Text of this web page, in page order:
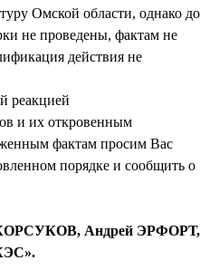
Омской области, однако до
не проведены, фактам не
действия не
реакцией
и их откровенным
фактам просим Вас
порядке и сообщить о
КОРСУКОВ, Андрей ЭРФОРТ,